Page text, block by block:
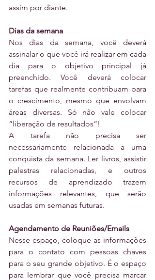
assim por diante.
Dias da semana
Nos dias da semana, você deverá
assinalar o que você irá realizar em cada
dia para o objetivo principal já
preenchido. Você deverá colocar
tarefas que realmente contribuam para
o crescimento, mesmo que envolvam
áreas diversas. Só não vale colocar
“liberação de resultados”!
A tarefa não precisa ser
necessariamente relacionada a uma
conquista da semana. Ler livros, assistir
palestras relacionadas, e outros
recursos de aprendizado trazem
informações relevantes, que serão
usadas em semanas futuras.
Agendamento de Reuniões/Emails
Nesse espaço, coloque as informações
para o contato com pessoas chaves
para o seu grande objetivo. É o espaço
para lembrar que você precisa marcar